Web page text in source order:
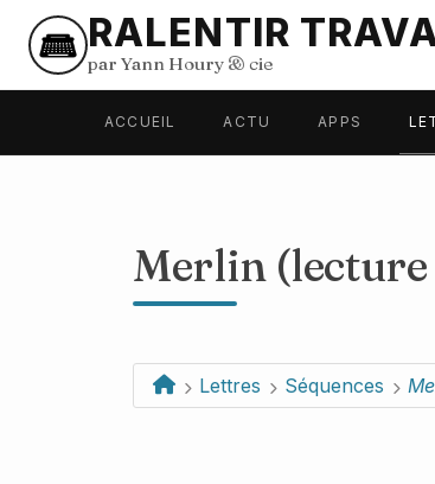
RALENTIR
par Yann Houry & cie
ACCUEIL ACTU APPS
Merlin
Lettres Séquences